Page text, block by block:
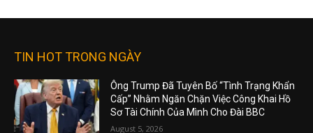
TIN HOT TRONG NGÀY
Ông Trump Đã Tuyên Bố “Tình Trạng Khẩn
Cấp” Nhằm Ngăn Chặn Việc Công Khai Hồ
Sơ Tài Chính Của Mình Cho Đài BBC
August 5, 2026